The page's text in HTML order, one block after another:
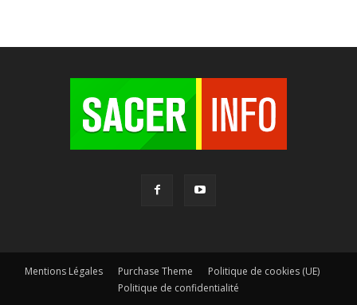
Mentions Légales Purchase Theme
Politique de cookies (UE)
Politique de confidentialité